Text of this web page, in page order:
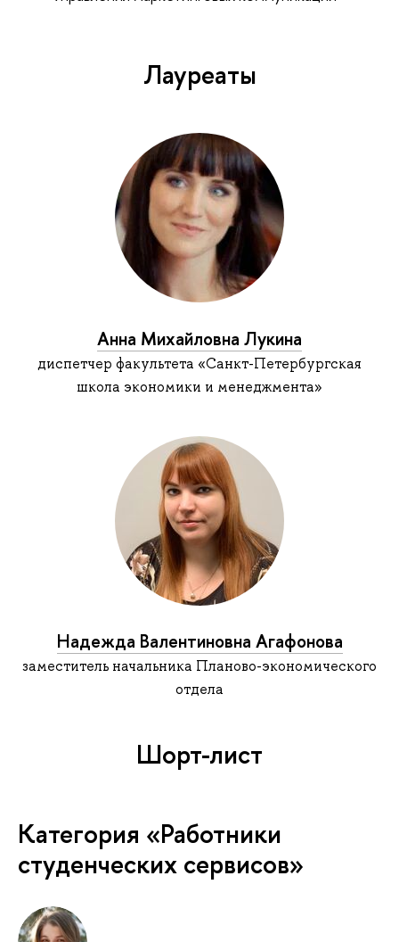
Лауреаты
Анна Михайловна Лукина
диспетчер факультета «Санкт-Петербургская
школа экономики и менеджмента»
Надежда Валентиновна Агафонова
заместитель начальника Планово-экономического
отдела
Шорт-лист
Категория «Работники
студенческих сервисов»